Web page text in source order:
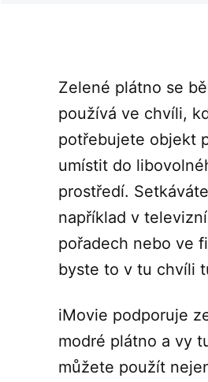
Zelené plátno se
používá ve chvíli,
potřebujete objekt
umístit do
prostředí.
například v
pořadech nebo ve
byste to v tu chvíli
iMovie podporuje
modré plátno a vy
můžete použít